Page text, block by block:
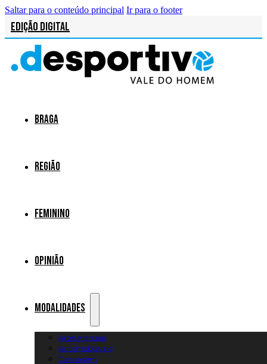
Saltar para o conteúdo principal Ir para o footer
Edição Digital
Braga
Região
Feminino
Opinião
Modalidades
Artes Marciais
Automobilismo
Canoagem